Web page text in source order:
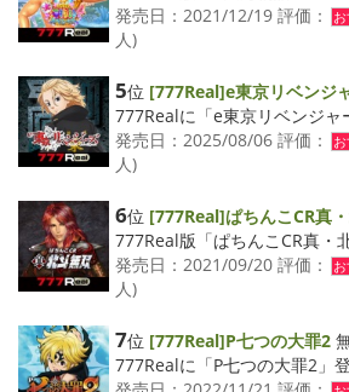
発売日：2021/12/19 評価：
人)
5位 [777Real]e東京リベンジ
777Realに「e東京リベンジャ
発売日：2025/08/06 評価：
人)
6位 [777Real]ぱちんこCR真
777Real版「ぱちんこCR真・
発売日：2021/09/20 評価：
人)
7位 [777Real]P七つの大罪2
777Realに「P七つの大罪2」登